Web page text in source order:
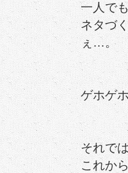
一人で
ネタづ
ぇ…。
ゲホゲ
それで
これか